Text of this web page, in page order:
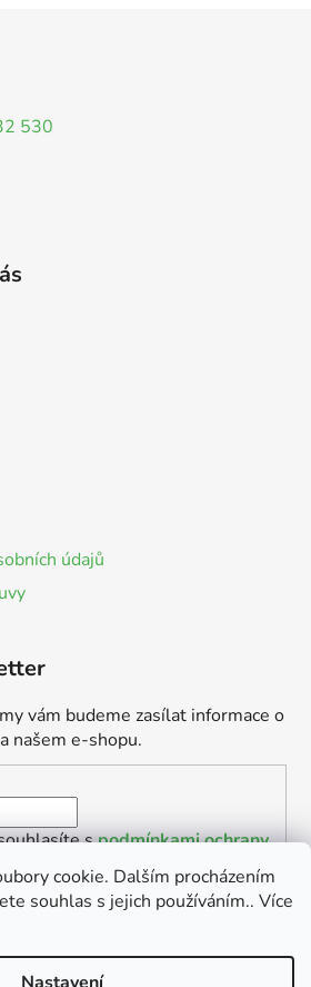
cookie. Dalším procházením
souhlas s jejich používáním.. Více
530
údajů
vám budeme zasílat informace o
našem e-shopu.
spodmínkami ochrany